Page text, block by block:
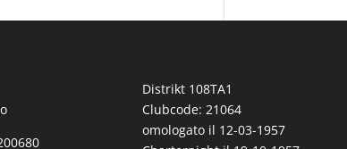
Distrikt 108TA1
Clubcode: 21064
omologato il 12-03-1957